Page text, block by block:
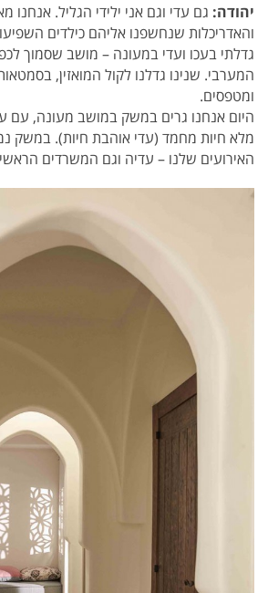
יהודה: גם עדי וגם אני ילידי הגליל. אנחנו
והאדריכלות שנחשפנו אליהם כילדים
גדלתי בעכו ועדי במעונה – מושב שסמוך
המערבי. שנינו גדלנו לקול המואזין,
ומטפסים.
היום אנחנו גרים במשק במושב מעונה, עם
מלא חיות מחמד (עדי אוהבת חיות). במשק
האירועים שלנו – עדיה וגם המשרדים